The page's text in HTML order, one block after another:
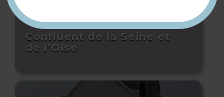
Confluent de la Seine et
de l’Oise